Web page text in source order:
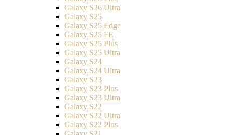
Galaxy S26 Ultra
Galaxy S25
Galaxy S25 Edge
Galaxy S25 FE
Galaxy S25 Plus
Galaxy S25 Ultra
Galaxy S24
Galaxy S24 Ultra
Galaxy S23
Galaxy S23 Plus
Galaxy S23 Ultra
Galaxy S22
Galaxy S22 Ultra
Galaxy S22 Plus